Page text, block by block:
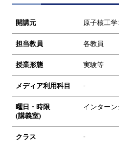
開講元 原子核工学
担当教員 各教員
授業形態 実験等
メディア利用科目 -
曜日・時限
(講義室)
インター
クラス -